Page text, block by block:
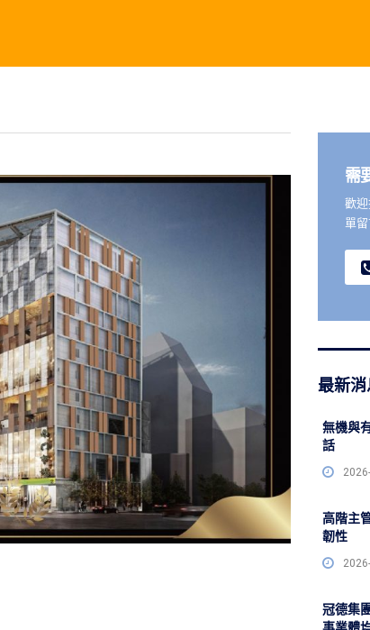
需
歡
單留
最新消
無機與
話
高階主
韌性
冠德集